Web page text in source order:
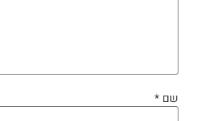
שם *